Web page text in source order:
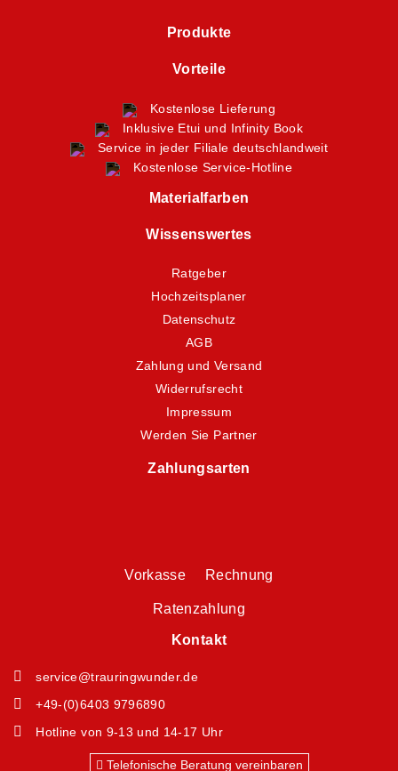
Produkte
Vorteile
Kostenlose Lieferung
Inklusive Etui und Infinity Book
Service in jeder Filiale deutschlandweit
Kostenlose Service-Hotline
Materialfarben
Wissenswertes
Ratgeber
Hochzeitsplaner
Datenschutz
AGB
Zahlung und Versand
Widerrufsrecht
Impressum
Werden Sie Partner
Zahlungsarten
Vorkasse Rechnung
Ratenzahlung
Kontakt
service@trauringwunder.de
+49-(0)6403 9796890
Hotline von 9-13 und 14-17 Uhr
Telefonische Beratung vereinbaren